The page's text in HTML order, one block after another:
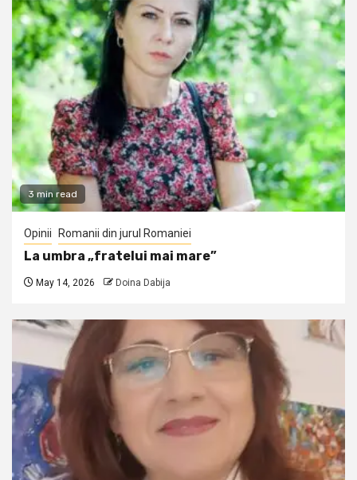
3 min read
Opinii Romanii din jurul Romaniei
La umbra „fratelui mai mare”
May 14, 2026 Doina Dabija